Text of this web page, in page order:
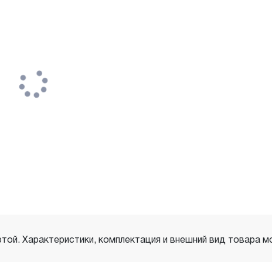
Характеристики, комплектация и внешний вид товара